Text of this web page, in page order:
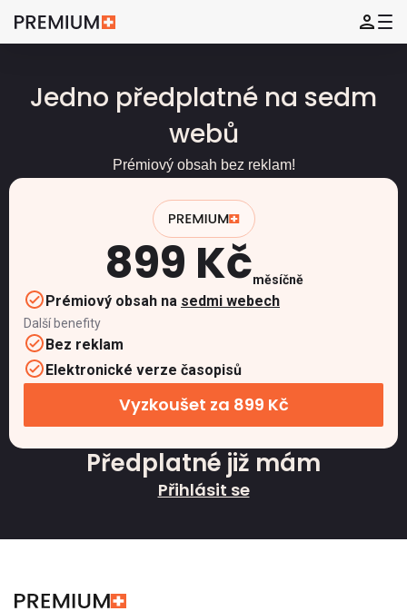
Jedno předplatné na sedm
webů
Prémiový obsah bez reklam!
899 Kčměsíčně
Prémiový obsah na sedmi webech
Další benefity
Bez reklam
Elektronické verze časopisů
Vyzkoušet za 899 Kč
Předplatné již mám
Přihlásit se